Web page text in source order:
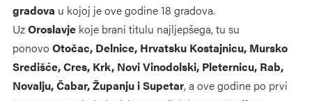
gradova u kojoj je ove godine 18 gradova.
UzOroslavje koje brani titulu najljepšega, tu su
ponovo Otočac, Delnice, Hrvatsku Kostajnicu, Mursko
Središće, Cres, Krk, Novi Vinodolski, Pleternicu, Rab,
Novalju, Čabar, Županju i Supetar, a ove godine po prvi